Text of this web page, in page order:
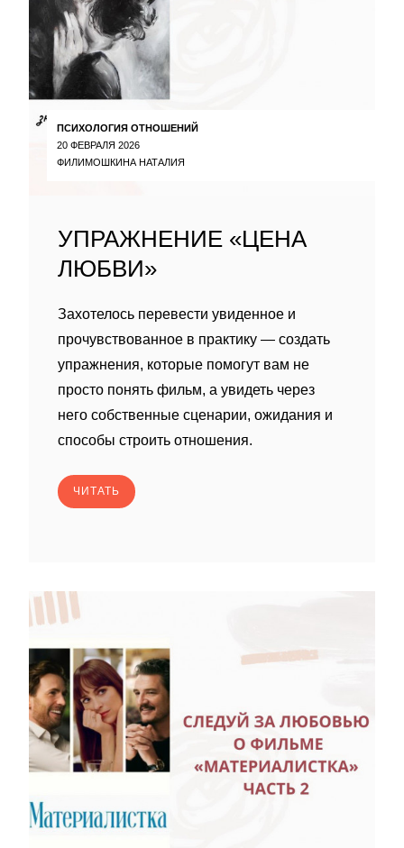
ПСИХОЛОГИЯ ОТНОШЕНИЙ
20 ФЕВРАЛЯ 2026
ФИЛИМОШКИНА НАТАЛИЯ
УПРАЖНЕНИЕ «ЦЕНА
ЛЮБВИ»
Захотелось перевести увиденное и
прочувствованное в практику — создать
упражнения, которые помогут вам не
просто понять фильм, а увидеть через
него собственные сценарии, ожидания и
способы строить отношения.
ЧИТАТЬ